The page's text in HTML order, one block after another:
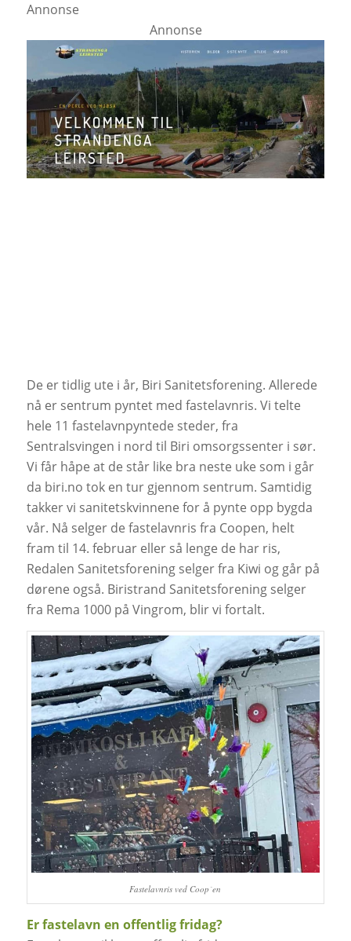
Annonse
Annonse
De er tidlig ute i år, Biri Sanitetsforening. Allerede
nå er sentrum pyntet med fastelavnris. Vi telte
hele 11 fastelavnpyntede steder, fra
Sentralsvingen i nord til Biri omsorgssenter i sør.
Vi får håpe at de står like bra neste uke som i går
da biri.no tok en tur gjennom sentrum. Samtidig
takker vi sanitetskvinnene for å pynte opp bygda
vår. Nå selger de fastelavnris fra Coopen, helt
fram til 14. februar eller så lenge de har ris,
Redalen Sanitetsforening selger fra Kiwi og går på
dørene også. Biristrand Sanitetsforening selger
fra Rema 1000 på Vingrom, blir vi fortalt.
Fastelavnris ved Coop´en
Er fastelavn en offentlig fridag?